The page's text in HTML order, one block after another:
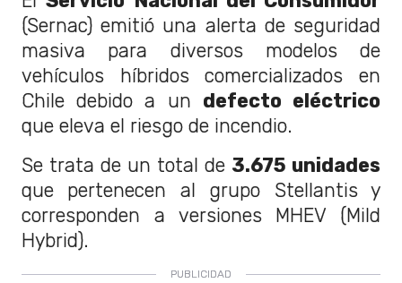
(Sernac) emitió una alerta de seguridad
masiva para diversos modelos de
vehículos híbridos comercializados en
Chile debido a un defecto eléctrico
que eleva el riesgo de incendio.
Se trata de un total de 3.675 unidades
que pertenecen al grupo Stellantis y
corresponden a versiones MHEV (Mild
Hybrid).